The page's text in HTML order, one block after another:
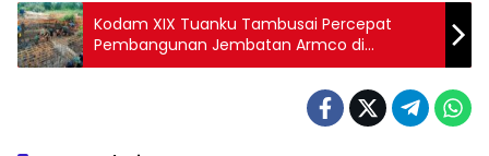
Kodam XIX Tuanku Tambusai Percepat
Pembangunan Jembatan Armco di
Toapaya Selatan